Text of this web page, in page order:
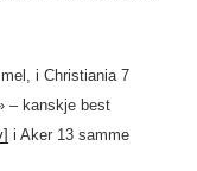
i Christiania 7
– kanskje best
i Aker 13 samme